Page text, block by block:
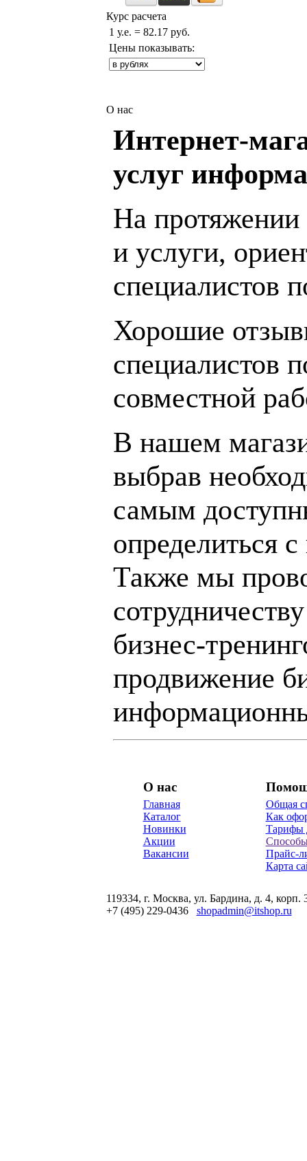
Курс расчета
1 у.е. = 82.17 руб.
Цены показывать:
О нас
Интернет-
услуг
На протяжении
и услуги,
специалистов
Хорошие
специалистов
совместной
В нашем
выбрав
самым
определиться
Также мы
бизнес-
продвижение
О нас
Главная
Каталог
Новинки
Акции
Вакансии
Общая
Как
Тарифы
Прайс-
Карта
119334, г. Москва, ул. Бардина, д. 4, корп.
+7 (495) 229-0436 shopadmin@itshop.ru